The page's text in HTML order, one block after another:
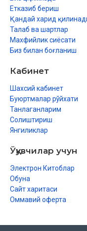
Бефойда надомат
Ишлашни хоҳлайман
Таҳсинга лойиқ аёллар
Қизимга
Ботқоқ йўлга қадам
Зийнат
Мода
Шаҳватга таслим бўлма
Турмуш ва муҳаббат
Жавобсиз севги
Муҳаббат бардавом
Етказиб бериш
Қандай харид
Талаб ва шартлар
Махфийлик сиёсати
Биз билан боғланиш
Кабинет
Шахсий кабинет
Буюртмалар рўйхати
Танлаганларим
Солиштириш
Янгиликлар
Ўқувчилар учун
Электрон Китоблар
Обуна
Сайт харитаси
Оммавий оферта